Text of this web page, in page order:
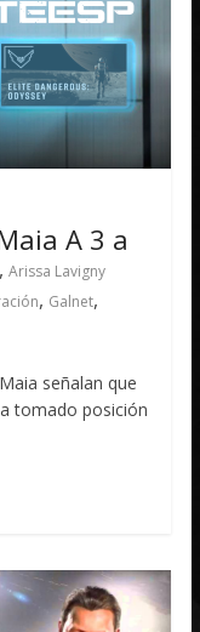
A 3 a
,Arissa Lavigny
, Galnet,
señalan que
tomado posición